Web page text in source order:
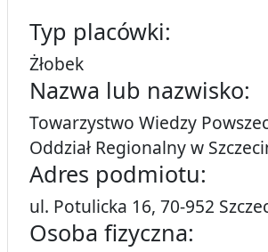
Typ placówki:
Żłobek
Nazwa lub nazwisko:
Towarzystwo Wiedzy
Oddział Regionalny w
Adres podmiotu:
ul. Potulicka 16, 70-952
Osoba fizyczna: